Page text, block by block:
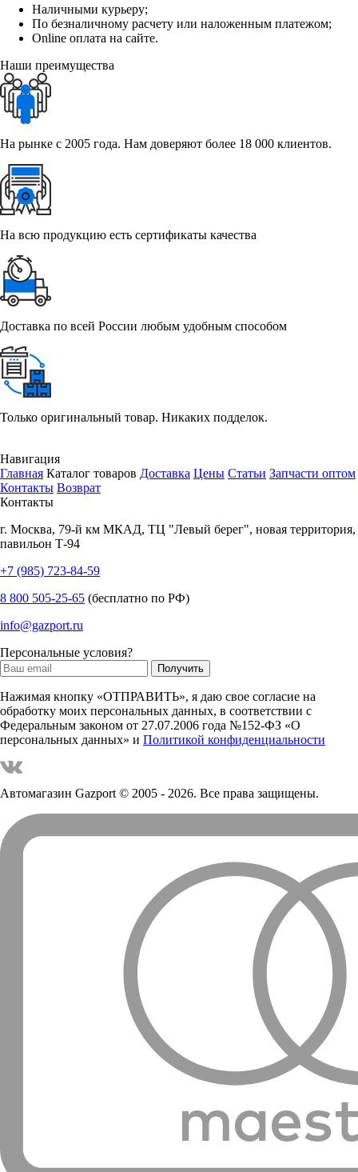
Наличными курьеру;
По безналичному расчету или наложенным платежом;
Online оплата на сайте.
Наши преимущества
На рынке с 2005 года. Нам доверяют более 18 000 клиентов.
На всю продукцию есть сертификаты качества
Доставка по всей России любым удобным способом
Только оригинальный товар. Никаких подделок.
Навигация
Главная Каталог товаров Доставка Цены Статьи Запчасти оптом
Контакты Возврат
Контакты
г. Москва, 79-й км МКАД, ТЦ "Левый берег", новая территория,
павильон Т-94
+7 (985) 723-84-59
8 800 505-25-65 (бесплатно по РФ)
info@gazport.ru
Персональные условия?
Нажимая кнопку «ОТПРАВИТЬ», я даю свое согласие на
обработку моих персональных данных, в соответствии с
Федеральным законом от 27.07.2006 года №152-ФЗ «О
персональных данных» и Политикой конфиденциальности
Автомагазин Gazport© 2005 - 2026. Все права защищены.